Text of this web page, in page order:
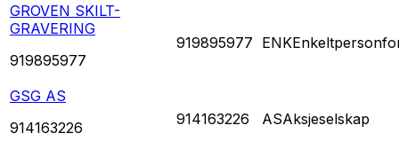
GROVEN SKILT-
GRAVERING
919895977
919895977 ENK
GSG AS
914163226
914163226 ASAksjeselskap